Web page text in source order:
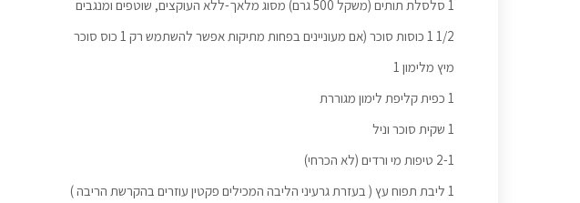
1 סלסלת תותים (משקל 500 גרם) מסוג מלאך-ללא העוקצים, שוטפים ומנגבים
1/2 1 כוסות סוכר (אם מעוניינים בפחות מתיקות אפשר להשתמש רק 1 כוס סוכר
מיץ מלימון 1
1 כפית קליפת לימון מגוררת
1 שקית סוכר וניל
2-1 טיפות מי ורדים (לא הכרחי)
1 ליבת תפוח עץ ( בעזרת גרעיני הליבה המכילים פקטין עוזרים בהקרשת הריבה )